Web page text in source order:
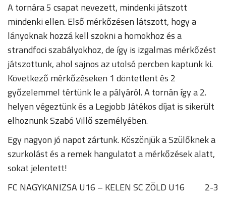
A tornára 5 csapat nevezett, mindenki játszott
mindenki ellen. Első mérkőzésen látszott, hogy a
lányoknak hozzá kell szokni a homokhoz és a
strandfoci szabályokhoz, de így is izgalmas mérkőzést
játszottunk, ahol sajnos az utolsó percben kaptunk ki.
Következő mérkőzéseken 1 döntetlent és 2
győzelemmel tértünk le a pályáról. A tornán így a 2.
helyen végeztünk és a Legjobb Játékos díjat is sikerült
elhoznunk Szabó Villő személyében.
Egy nagyon jó napot zártunk. Köszönjük a Szülőknek a
szurkolást és a remek hangulatot a mérkőzések alatt,
sokat jelentett!
FC NAGYKANIZSA U16 – KELEN SC ZÖLD U16 2-3